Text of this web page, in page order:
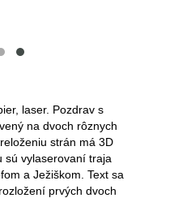
laser. Pozdrav s
na dvoch rôznych
strán má 3D
sú vylaserovaní traja
a Ježiškom. Text sa
prvých dvoch